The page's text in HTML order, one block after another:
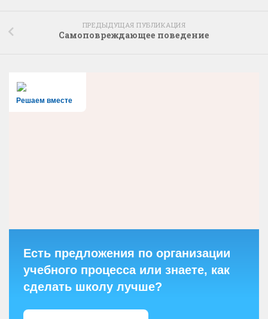
ПРЕДЫДУЩАЯ ПУБЛИКАЦИЯ
Самоповреждающее поведение
Решаем вместе
Есть предложения по организации
учебного процесса или знаете, как
сделать школу лучше?